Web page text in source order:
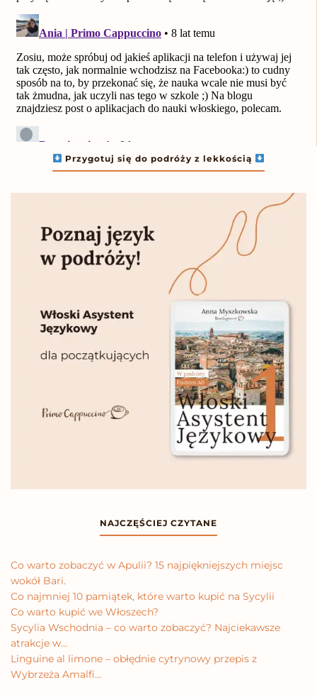
Przygotuj się do podróży z lekkością
NAJCZĘŚCIEJ CZYTANE
Co warto zobaczyć w Apulii? 15 najpiękniejszych miejsc
wokół Bari.
Co najmniej 10 pamiątek, które warto kupić na Sycylii
Co warto kupić we Włoszech?
Sycylia Wschodnia – co warto zobaczyć? Najciekawsze
atrakcje w…
Linguine al limone – obłędnie cytrynowy przepis z
Wybrzeża Amalfi…